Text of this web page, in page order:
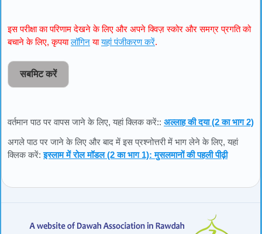
इस परीक्षा का परिणाम देखने के लिए और अपने क्विज़ स्कोर और समग्र प्रगति को
बचाने के लिए, कृपयालॉगिनयायहां पंजीकरण करें.
सबमिट करें
वर्तमान पाठ पर वापस जाने के लिए, यहां क्लिक करें:: अल्लाह की दया (2 का भाग 2)
अगले पाठ पर जाने के लिए और बाद में इस प्रश्नोत्तरी में भाग लेने के लिए, यहां
क्लिक करें:इस्लाम में रोल मॉडल (2 का भाग 1): मुसलमानों की पहली पीढ़ी